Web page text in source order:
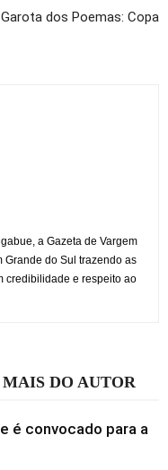
dos Poemas: Copa
a Gazeta de Vargem
Grande do Sul trazendo as
credibilidade e respeito ao
MAIS DO AUTOR
é convocado para a